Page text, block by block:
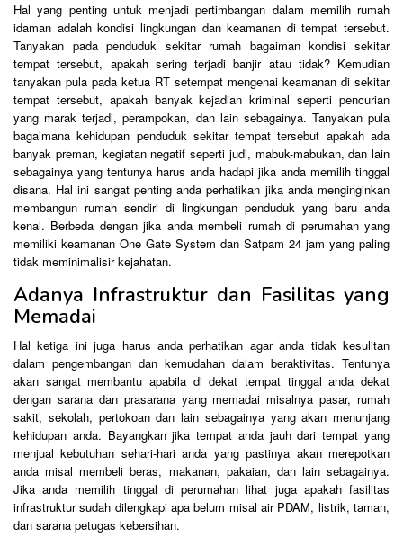
Hal yang penting untuk menjadi pertimbangan dalam memilih rumah
idaman adalah kondisi lingkungan dan keamanan di tempat tersebut.
Tanyakan pada penduduk sekitar rumah bagaiman kondisi sekitar
tempat tersebut, apakah sering terjadi banjir atau tidak? Kemudian
tanyakan pula pada ketua RT setempat mengenai keamanan di sekitar
tempat tersebut, apakah banyak kejadian kriminal seperti pencurian
yang marak terjadi, perampokan, dan lain sebagainya. Tanyakan pula
bagaimana kehidupan penduduk sekitar tempat tersebut apakah ada
banyak preman, kegiatan negatif seperti judi, mabuk-mabukan, dan lain
sebagainya yang tentunya harus anda hadapi jika anda memilih tinggal
disana. Hal ini sangat penting anda perhatikan jika anda menginginkan
membangun rumah sendiri di lingkungan penduduk yang baru anda
kenal. Berbeda dengan jika anda membeli rumah di perumahan yang
memiliki keamanan One Gate System dan Satpam 24 jam yang paling
tidak meminimalisir kejahatan.
Adanya Infrastruktur dan Fasilitas yang
Memadai
Hal ketiga ini juga harus anda perhatikan agar anda tidak kesulitan
dalam pengembangan dan kemudahan dalam beraktivitas. Tentunya
akan sangat membantu apabila di dekat tempat tinggal anda dekat
dengan sarana dan prasarana yang memadai misalnya pasar, rumah
sakit, sekolah, pertokoan dan lain sebagainya yang akan menunjang
kehidupan anda. Bayangkan jika tempat anda jauh dari tempat yang
menjual kebutuhan sehari-hari anda yang pastinya akan merepotkan
anda misal membeli beras, makanan, pakaian, dan lain sebagainya.
Jika anda memilih tinggal di perumahan lihat juga apakah fasilitas
infrastruktur sudah dilengkapi apa belum misal air PDAM, listrik, taman,
dan sarana petugas kebersihan.